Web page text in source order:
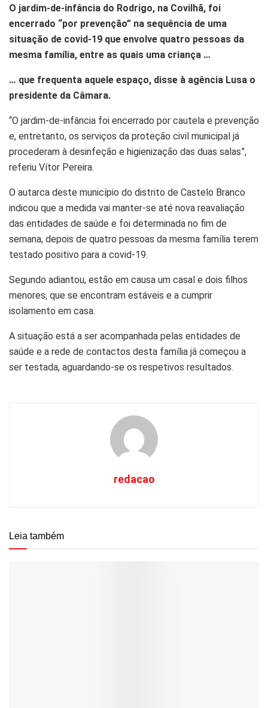
O jardim-de-infância do Rodrigo, na Covilhã, foi
encerrado “por prevenção” na sequência de uma
situação de covid-19 que envolve quatro pessoas da
mesma família, entre as quais uma criança …
… que frequenta aquele espaço, disse à agência Lusa o
presidente da Câmara.
“O jardim-de-infância foi encerrado por cautela e prevenção
e, entretanto, os serviços da proteção civil municipal já
procederam à desinfeção e higienização das duas salas”,
referiu Vítor Pereira.
O autarca deste município do distrito de Castelo Branco
indicou que a medida vai manter-se até nova reavaliação
das entidades de saúde e foi determinada no fim de
semana, depois de quatro pessoas da mesma família terem
testado positivo para a covid-19.
Segundo adiantou, estão em causa um casal e dois filhos
menores, que se encontram estáveis e a cumprir
isolamento em casa.
A situação está a ser acompanhada pelas entidades de
saúde e a rede de contactos desta família já começou a
ser testada, aguardando-se os respetivos resultados.
redacao
Leia também